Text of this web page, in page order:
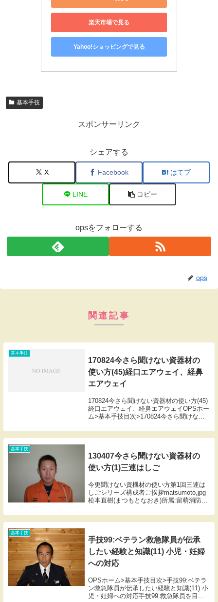
楽天市場で見る
Yahoo!ショッピングで見る
基本手技
スポンサーリンク
シェアする
X Facebook はてブ
LINE コピー
opsをフォローする
ops
関連記事
基本手技
170824今さら聞けない資器材の
使い方(45)経口エアウェイ、経鼻
エアウェイ
170824今さら聞けない資器材の使い方(45)
経口エアウェイ、経鼻エアウェイOPSホー
ム>基本手技目次>170824今さら聞けない
エアウェイ170824今さら聞けない資器材の
使い方(45)経口エア...
基本手技
130407今さら聞けない資器材の
使い方(1)三連はしご
今更聞けない資機材の使い方第1回三連は
しごシリーズ構成者ご挨拶matsumoto,jpg
松本直樹(まつもとなおき)所属:留萌消防組
年4月 救命士合格:平成11年11月(東京研修
所第16期) 趣味日...
基本手技
手技99:ベテラン救急隊員が伝承
したい経験と知識(11) 小児・妊婦
への対応
OPSホーム>基本手技目次>手技99:ベテラ
ン救急隊員が伝承したい経験と知識(11) 小
児・妊婦への対応手技99:救急隊員を目指